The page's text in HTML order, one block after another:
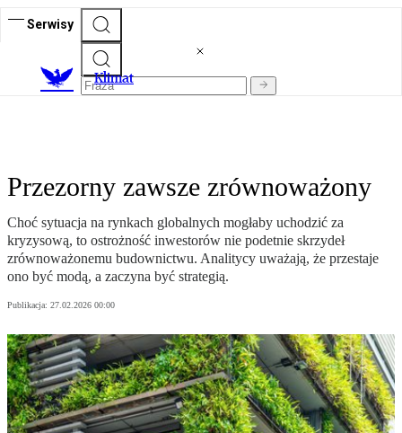
Serwisy
Klimat
Przezorny zawsze zrównoważony
Choć sytuacja na rynkach globalnych mogłaby uchodzić za
kryzysową, to ostrożność inwestorów nie podetnie skrzydeł
zrównoważonemu budownictwu. Analitycy uważają, że przestaje
ono być modą, a zaczyna być strategią.
Publikacja: 27.02.2026 00:00